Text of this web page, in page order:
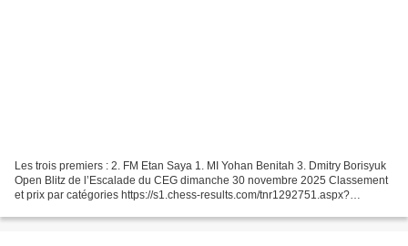
Les trois premiers : 2. FM Etan Saya 1. MI Yohan Benitah 3. Dmitry Borisyuk
Open Blitz de l’Escalade du CEG dimanche 30 novembre 2025 Classement
et prix par catégories https://s1.chess-results.com/tnr1292751.aspx?